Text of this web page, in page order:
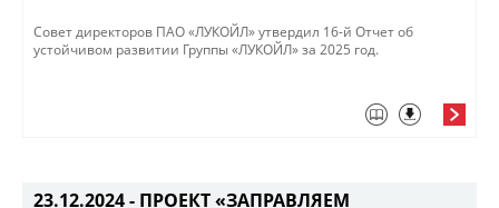
Совет директоров ПАО «ЛУКОЙЛ» утвердил 16-й Отчет об
устойчивом развитии Группы «ЛУКОЙЛ» за 2025 год.
23.12.2024 - ПРОЕКТ «ЗАПРАВЛЯЕМ